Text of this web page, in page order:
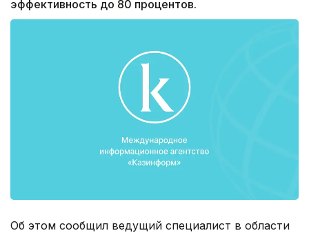
эффективность до 80 процентов.
Об этом сообщил ведущий специалист в области